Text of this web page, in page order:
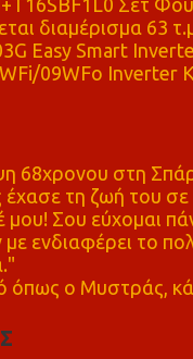
διαμέρισμα 63
Easy Smart
09WFo Inverter
στη
τη ζωή του
μου! Σου εύχομαι
ενδιαφέρει το
όπως ο Μυστράς,